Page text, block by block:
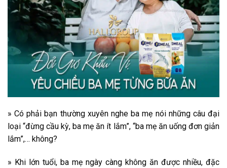
» Có phải bạn thường xuyên nghe ba mẹ nói những câu đại
loại “đừng cầu kỳ, ba mẹ ăn ít lắm”, “ba mẹ ăn uống đơn giản
lắm”,… không?
» Khi lớn tuổi, ba mẹ ngày càng không ăn được nhiều, đặc